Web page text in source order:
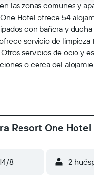
las zonas comunes y
Hotel ofrece 54
con bañera y
servicio de
servicios de ocio y
o cerca del
Resort One Hotel
8 2